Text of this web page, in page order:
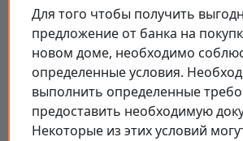
Для того чтобы получить
предложение от банка на
новом доме, необходимо
определенные условия.
выполнить определенные
предоставить необходимую
Некоторые из этих условий